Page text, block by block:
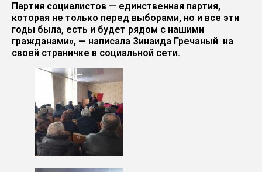
Партия социалистов — единственная партия,
которая не только перед выборами, но и все эти
годы была, есть и будет рядом с нашими
гражданами», — написала Зинаида Гречаный на
своей страничке в социальной сети.